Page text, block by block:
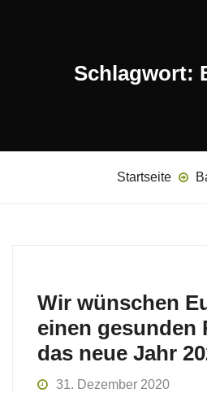
Schlagwort:
Startseite
Wir wünschen
einen gesunden
das neue Jahr
31. Dezember 2020